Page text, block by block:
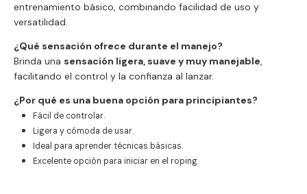
entrenamiento básico, combinando facilidad de uso y
versatilidad.
¿Qué sensación ofrece durante el manejo?
Brinda una sensación ligera, suave y muy manejable,
facilitando el control y la confianza al lanzar.
¿Por qué es una buena opción para principiantes?
Fácil de controlar.
Ligera y cómoda de usar.
Ideal para aprender técnicas básicas.
Excelente opción para iniciar en el roping.